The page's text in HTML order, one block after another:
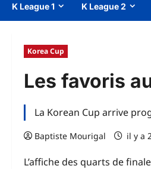
K League 1 K League 2
Korea Cup
Les favoris
La Korean Cup arrive
Baptiste Mourigal il y a
L’affiche des quarts de